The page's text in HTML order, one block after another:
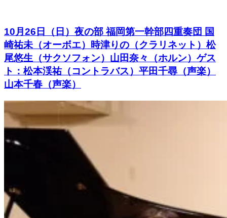
10月26日（日）夜の部 福岡第一幹部四重奏団 国
崎祐未（オーボエ）時津りの（クラリネット）松
尾悠生（サクソフォン）山田奈々（ホルン）ゲス
ト：松本渓祐（コントラバス）平田千尋（声楽）
山本千春（声楽）